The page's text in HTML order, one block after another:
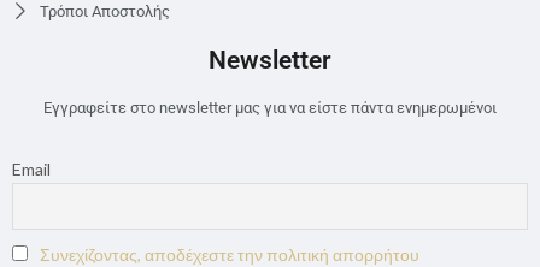
Τρόποι Αποστολής
Newsletter
Εγγραφείτε στο newsletter μας για να είστε πάντα ενημερωμένοι
Email
Συνεχίζοντας, αποδέχεστε την πολιτική απορρήτου